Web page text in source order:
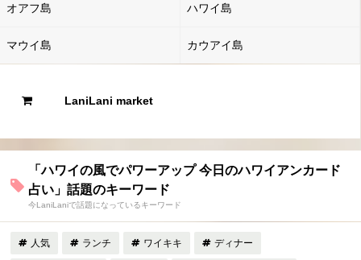
オアフ島 ハワイ島
マウイ島 カウアイ島
LaniLani market
「ハワイの風でパワーアップ 今日のハワイアンカード
占い」話題のキーワード
今LaniLaniで話題になっているキーワード
人気 ランチ ワイキキ ディナー